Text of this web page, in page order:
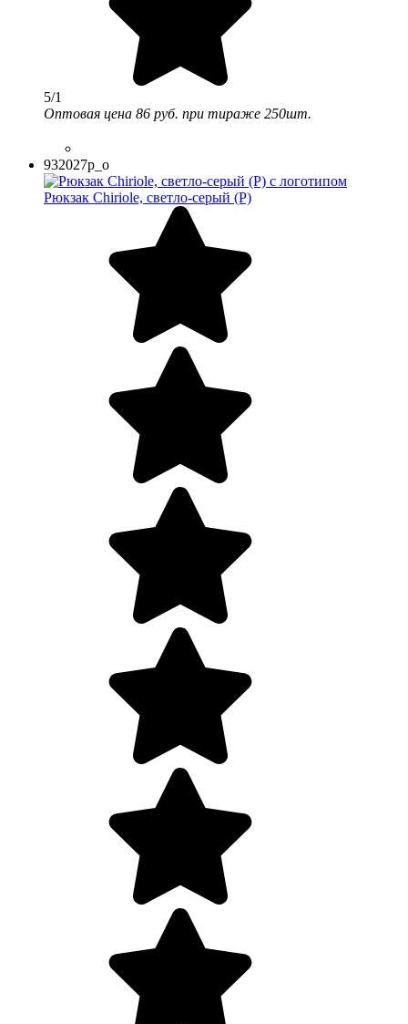
5/1
Оптовая цена 86 руб. при тираже 250шт.
932027p_o
Рюкзак Chiriole, светло-серый (Р)